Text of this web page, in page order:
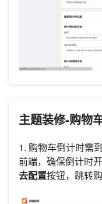
主题装修-购物
1. 购物车倒计时需
前端，确保倒计时
去配置按钮，跳转